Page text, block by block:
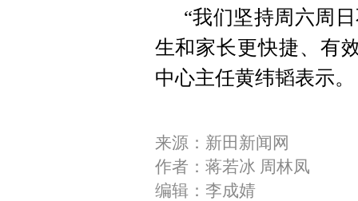
“我们坚持周六周
生和家长更快捷、有
中心主任黄纬韬表示。
来源：新田新闻网
作者：蒋若冰 周林凤
编辑：李成婧